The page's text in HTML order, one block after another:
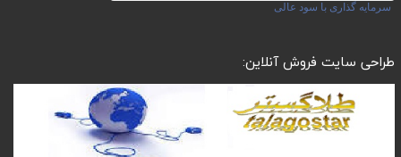
سرمایه گذاری با سود عالی
طراحی سایت فروش آنلاین: